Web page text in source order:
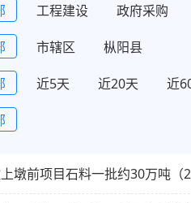
工程建设
政府采购
市辖区
枞阳县
近5天 近20天
近
上墩前项目石料一批约30万吨